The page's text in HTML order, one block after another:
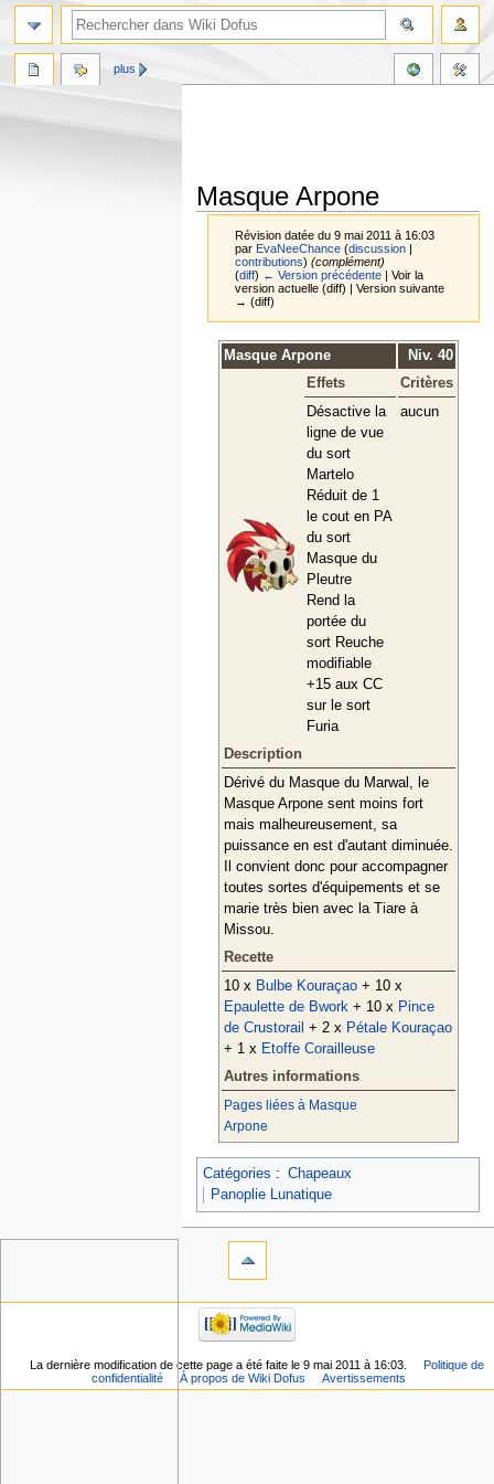
Masque Arpone
Révision datée du 9 mai 2011 à 16:03
parEvaNeeChance (discussion |
contributions) (complément)
(diff) ← Version précédente | Voir la
version actuelle (diff) | Version suivante
→ (diff)
Masque Arpone
Niv. 40
Effets
Critères
Désactive la
ligne de vue
du sort
Martelo
Réduit de 1
le cout en PA
du sort
Masque du
Pleutre
Rend la
portée du
sort Reuche
modifiable
+15 aux CC
sur le sort
Furia
aucun
Description
Dérivé du Masque du Marwal, le
Masque Arpone sent moins fort
mais malheureusement, sa
puissance en est d'autant diminuée.
Il convient donc pour accompagner
toutes sortes d'équipements et se
marie très bien avec la Tiare à
Missou.
Recette
10 x Bulbe Kouraçao+ 10 x
Epaulette de Bwork+ 10 x Pince
de Crustorail + 2 x Pétale Kouraçao
+ 1 x Etoffe Corailleuse
Autres informations
Pages liées à Masque
Arpone
Catégories : Chapeaux
Panoplie Lunatique
plus
La dernière modification de cette page a été faite le 9 mai 2011 à 16:03.
Politique de
confidentialité
À propos de Wiki Dofus Avertissements